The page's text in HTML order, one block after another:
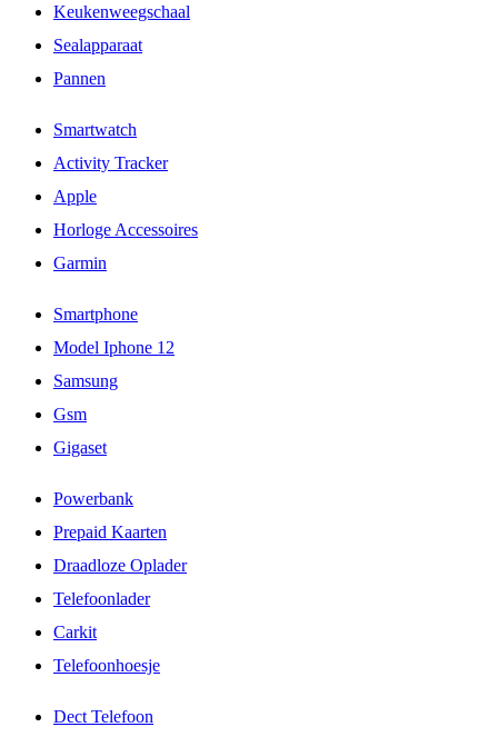
Keukenweegschaal
Sealapparaat
Pannen
Smartwatch
Activity Tracker
Apple
Horloge Accessoires
Garmin
Smartphone
Model Iphone 12
Samsung
Gsm
Gigaset
Powerbank
Prepaid Kaarten
Draadloze Oplader
Telefoonlader
Carkit
Telefoonhoesje
Dect Telefoon